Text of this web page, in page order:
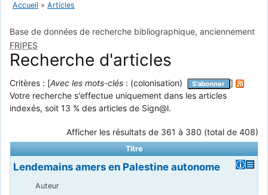
Accueil » Articles
Base de données de recherche bibliographique, anciennement
FRIPES
Recherche d'articles
Critères : [Avec les mots-clés : (colonisation) S'abonner
]
Votre recherche s'effectue uniquement dans les articles
indexés, soit 13 % des articles de Sign@l.
Afficher les résultats de 361 à 380 (total de 408)
Titre
Lendemains amers en Palestine autonome